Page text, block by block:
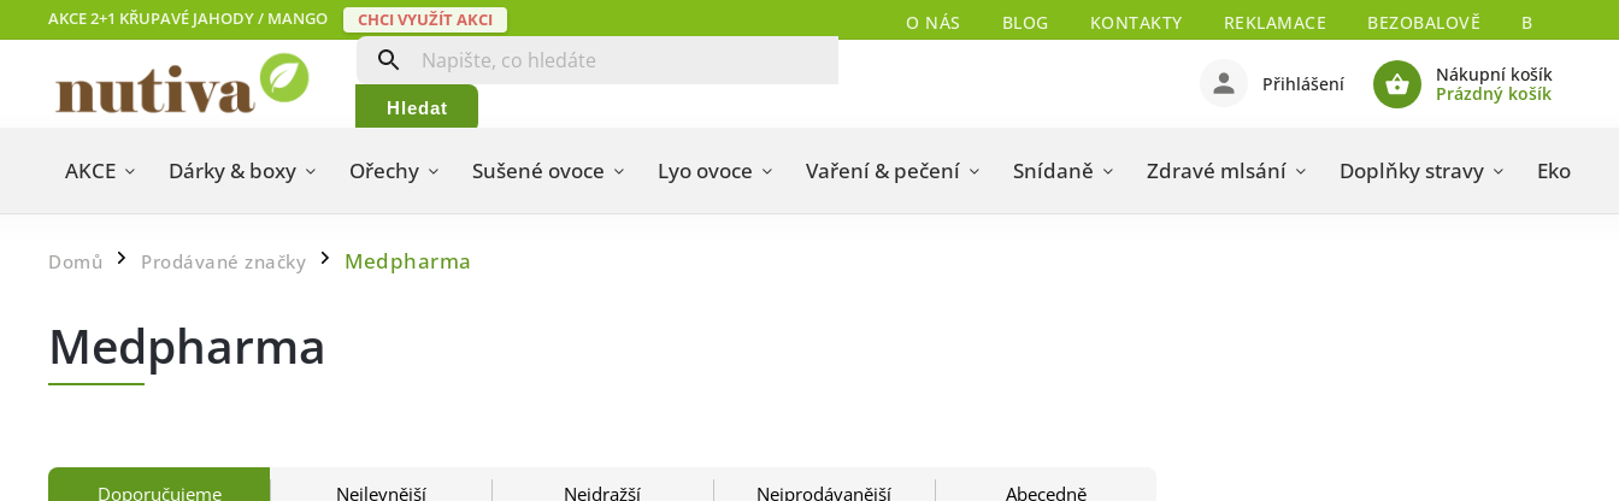
AKCE 2+1 KŘUPAVÉ JAHODY / MANGO CHCI VYUŽÍT AKCI O NÁS BLOG KONTAKTY REKLAMACE BEZOBALOVĚ BIO
Hledat
Nákupní košík
Prázdný košík
Přihlášení
AKCE Dárky & boxy Ořechy Sušené ovoce Lyo ovoce Vaření & pečení Snídaně Zdravé mlsání Doplňky stravy Eko
Domů / Prodávané značky / Medpharma
Medpharma
Doporučujeme Nejlevnější Nejdražší Nejprodávanější Abecedně